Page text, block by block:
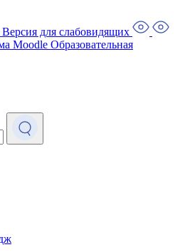
Версия для слабовидящих
Moodle Образовательная